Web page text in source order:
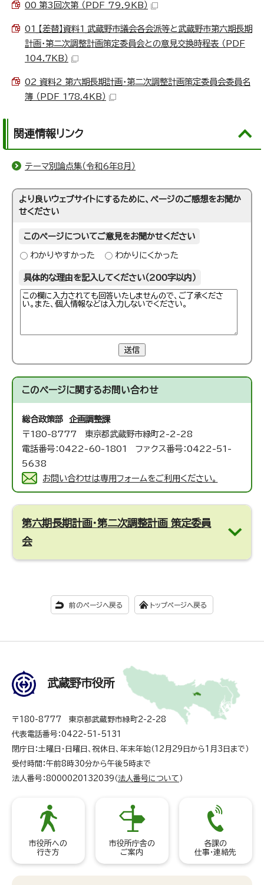
00_第3回次第 （PDF 79.9KB）
01_【差替】資料1_武蔵野市議会各会派等と武蔵野市第六期長期
計画・第二次調整計画策定委員会との意見交換時程表 （PDF
104.7KB）
02_資料2_第六期長期計画・第二次調整計画策定委員会委員名
簿 （PDF 178.4KB）
関連情報リンク
テーマ別論点集（令和6年8月）
より良いウェブサイトにするために、ページのご感想をお聞か
せください
このページについてご意見をお聞かせください
わかりやすかった わかりにくかった
具体的な理由を記入してください（200字以内）
送信
このページに関するお問い合わせ
総合政策部 企画調整課
〒180-8777 東京都武蔵野市緑町2-2-28
電話番号：0422-60-1801 ファクス番号：0422-51-
5638
お問い合わせは専用フォームをご利用ください。
第六期長期計画・第二次調整計画 策定委員
会
前のページへ戻る トップページへ戻る
武蔵野市役所
〒180-8777 東京都武蔵野市緑町2-2-28
代表電話番号：0422-51-5131
閉庁日：土曜日・日曜日、祝休日、年末年始（12月29日から1月3日まで）
受付時間：午前8時30分から午後5時まで
法人番号：8000020132039（ 法人番号について ）
市役所への
行き方
市役所庁舎の
ご案内
各課の
仕事・連絡先